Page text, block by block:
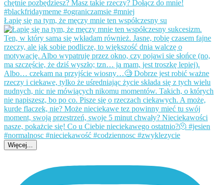
Łapię się na tym, że męczy mnie ten współczesny su
Więcej...